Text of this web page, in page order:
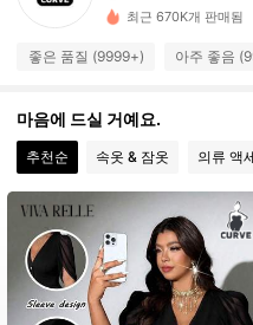
4.89
93K 팔로워
4.89 93K 팔로워
4.89 93K 팔로워
4.89 93K 팔로워
최근 670K개 판매됨
좋은 품질 (9999+) 아주 좋음
마음에 드실 거예요.
추천순 속옷 & 잠옷 의류 액